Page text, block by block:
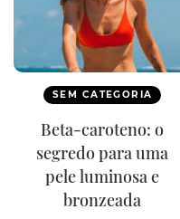
SEM CATEGORIA
Beta-caroteno: o
segredo para uma
pele luminosa e
bronzeada